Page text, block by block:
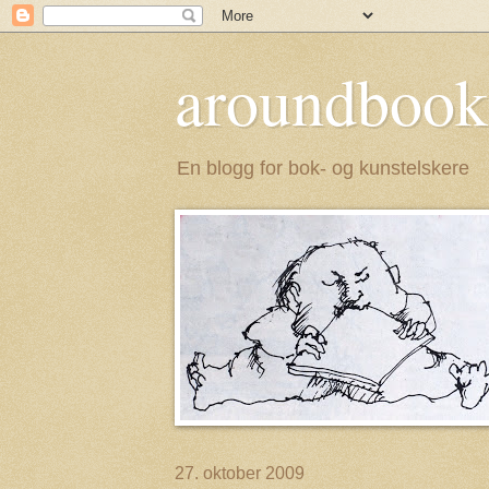
En blogg for bok- og kunstelskere
27. oktober 2009